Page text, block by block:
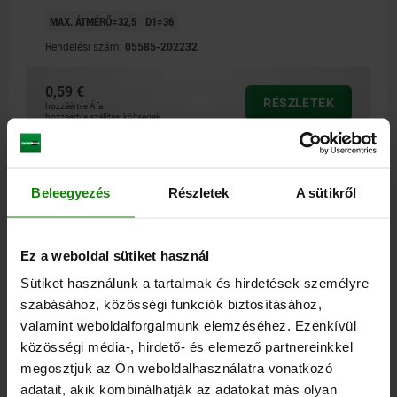
Beleegyezés Részletek A sütikről
Ez a weboldal sütiket használ
Sütiket használunk a tartalmak és hirdetések személyre
szabásához, közösségi funkciók biztosításához,
valamint weboldalforgalmunk elemzéséhez. Ezenkívül
közösségi média-, hirdető- és elemező partnereinkkel
megosztjuk az Ön weboldalhasználatra vonatkozó
adatait, akik kombinálhatják az adatokat más olyan
MAX. ÁTMÉRŐ=32,5 D1=36
Rendelési szám: 05585-202232
0,59 €
hozzáértve Áfa
hozzáértve szállítási költségek
RÉSZLETEK
RÉSZLETEK
LETÖLTÉSEK
Más vásárlók is vásároltak